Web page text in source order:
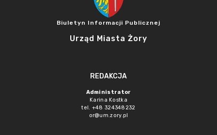
Biuletyn Informacji Publicznej
Urząd Miasta Żory
REDAKCJA
Administrator
Karina Kostka
tel. +48 324348232
or@um.zory.pl